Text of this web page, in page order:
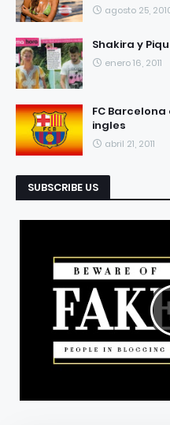
agosto 25,
Shakira y
enero 16, 2011
FC
ingles
abril 21, 2011
SUBSCRIBE US